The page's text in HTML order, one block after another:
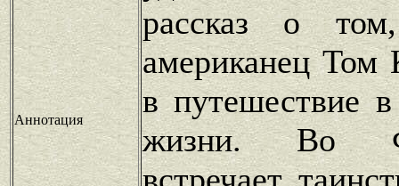
Аннотация
рассказ о
американец Том
в путешествие
жизни. Во